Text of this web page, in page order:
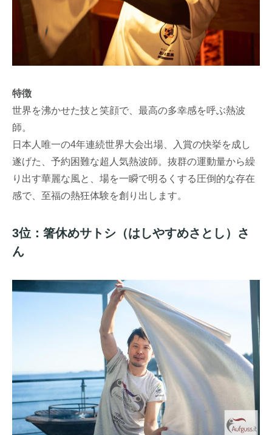
特徴
世界を沸かせた技と笑顔で、最高の多幸感を呼ぶ熱波
師。
日本人唯一の4年連続世界大会出場、入賞の快挙を成し
遂げた、予約困難な超人気熱波師。抜群の運動量から繰
り出す華麗な風と、場を一瞬で明るくする圧倒的な存在
感で、至福の熱狂体験を創り出します。
3位：箸休めサトシ（はしやすめさとし）さ
ん